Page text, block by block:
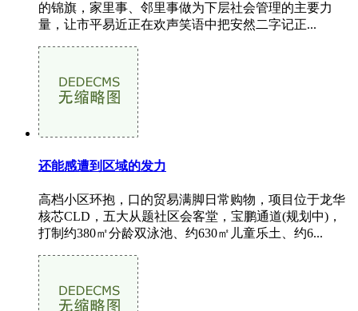
的锦旗，家里事、邻里事做为下层社会管理的主要力
量，让市平易近正在欢声笑语中把安然二字记正...
还能感遭到区域的发力
高档小区环抱，口的贸易满脚日常购物，项目位于龙华
核芯CLD，五大从题社区会客堂，宝鹏通道(规划中)，
打制约380㎡分龄双泳池、约630㎡儿童乐土、约6...